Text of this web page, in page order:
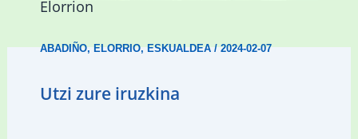
Elorrion
ABADIÑO,ELORRIO,ESKUALDEA/2024-02-07
Utzi zure iruzkina